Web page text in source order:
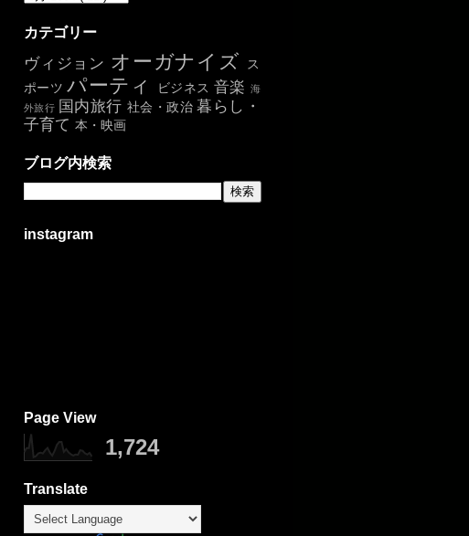
カテゴリー
ヴィジョン オーガナイズ
ス
ポーツパーティ ビジネス 音楽 海
外旅行 国内旅行 社会・政治暮らし・
子育て 本・映画
ブログ内検索
instagram
Page View
1,724
Translate